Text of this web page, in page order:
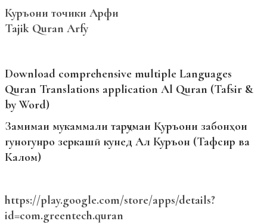
Куръони точики Арфи
Tajik Quran Arfy
Download comprehensive multiple Languages
Quran Translations application Al Quran (Tafsir &
by Word)
Замимаи мукаммали тарҷумаи Қуръони забонҳои
гуногунро зеркашӣ кунед Ал Куръон (Тафсир ва
Калом)
https://play.google.com/store/apps/details?
id=com.greentech.quran